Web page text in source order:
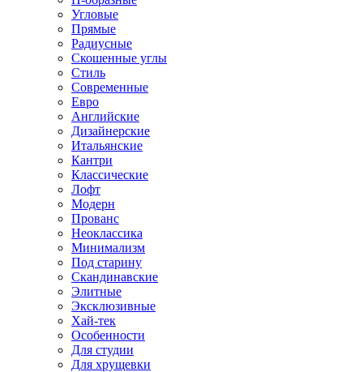
Угловые
Прямые
Радиусные
Скошенные углы
Стиль
Современные
Евро
Английские
Дизайнерские
Итальянские
Кантри
Классические
Лофт
Модерн
Прованс
Неоклассика
Минимализм
Под старину
Скандинавские
Элитные
Эксклюзивные
Хай-тек
Особенности
Для студии
Для хрущевки